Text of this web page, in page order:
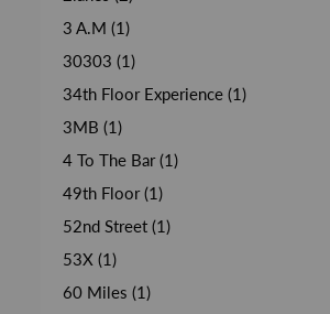
3 A.M (1)
30303 (1)
34th Floor Experience (1)
3MB (1)
4 To The Bar (1)
49th Floor (1)
52nd Street (1)
53X (1)
60 Miles (1)